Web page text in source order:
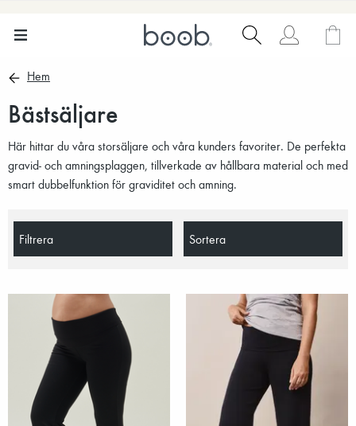
Hem
Bästsäljare
Här hittar du våra storsäljare och våra kunders favoriter. De perfekta
gravid- och amningsplaggen, tillverkade av hållbara material och med
smart dubbelfunktion för graviditet och amning.
Filtrera Sortera